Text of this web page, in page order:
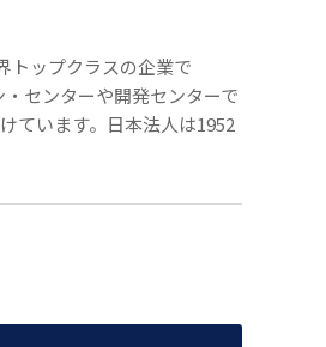
トップクラスの企業で
センターや開発センターで
ています。日本法人は1952